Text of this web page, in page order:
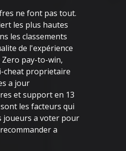
ne font pas tout.
les plus hautes
les classements
de l'expérience
pay-to-win,
cheat proprietaire
a jour
et support en 13
les facteurs qui
joueurs a voter pour
a